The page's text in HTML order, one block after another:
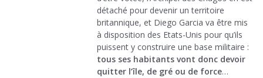
détaché pour devenir un territoire
britannique, et Diego Garcia va être mis
à disposition des Etats-Unis pour qu’ils
puissent y construire une base militaire :
tous ses habitants vont donc devoir
quitter l’île, de gré ou de force…